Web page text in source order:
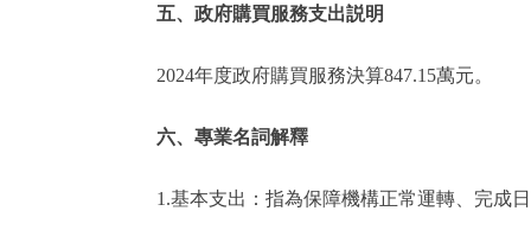
五、政府購買服務支出説明
2024年度政府購買服務決算847.15萬元。
六、專業名詞解釋
1.基本支出：指為保障機構正常運轉、完成